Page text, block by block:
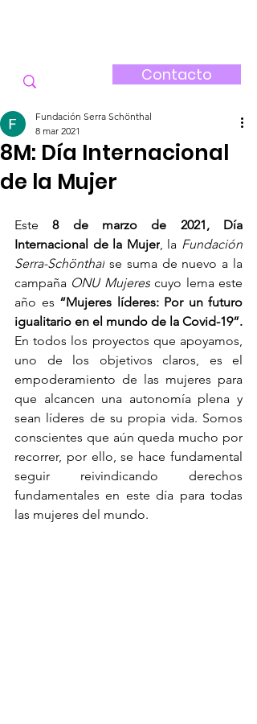
Contacto
8M: Día Internacional
de la Mujer
Fundación Serra Schönthal
8 mar 2021
Este 8 de marzo de 2021, Día
Internacional de la Mujer, la Fundación
Serra-Schönthal se suma de nuevo a la
campaña ONU Mujeres cuyo lema este
año es “Mujeres líderes: Por un futuro
En todos los proyectos que apoyamos,
uno de los objetivos claros, es el
empoderamiento de las mujeres para
que alcancen una autonomía plena y
sean líderes de su propia vida. Somos
conscientes que aún queda mucho por
recorrer, por ello, se hace fundamental
seguir reivindicando derechos
fundamentales en este día para todas
las mujeres del mundo.